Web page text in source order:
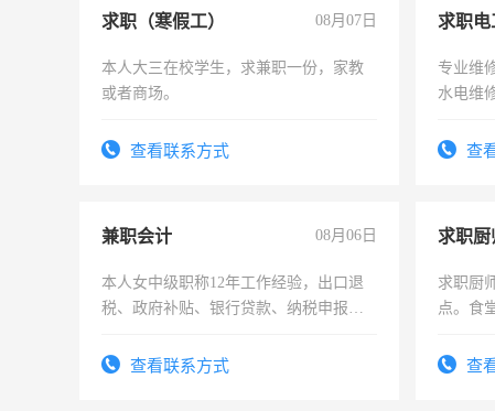
求职（寒假工） 08月07日
本人大三在校学生，求兼职一份，家教
或者商场。
查看联系方式
求职电
专业维
水电维
查
兼职会计 08月06日
本人女中级职称12年工作经验，出口退
税、政府补贴、银行贷款、纳税申报、
务，财务咨询等业务。欲求兼职会计工
查看联系方式
求职厨
求职厨
点。食
查